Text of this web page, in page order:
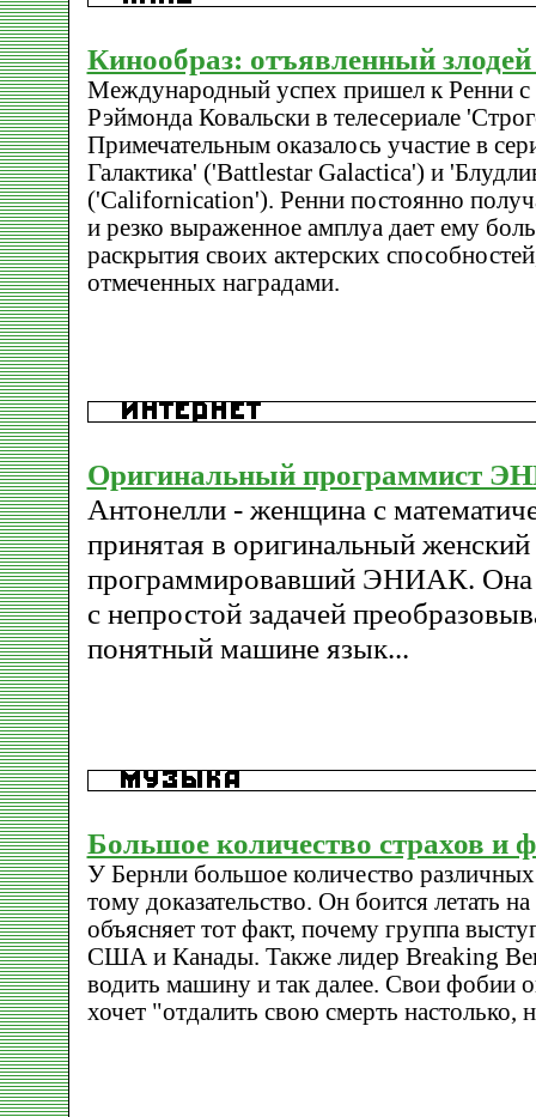
Кинообраз: отъявленный злодей
Международный успех пришел к Ренни с
Рэймонда Ковальски в телесериале
Примечательным оказалось участие в
Галактика' ('Battlestar Galactica') и
('Californication'). Ренни постоянно
и резко выраженное амплуа дает ему
раскрытия своих актерских
отмеченных наградами.
Оригинальный программист
Антонелли - женщина с
принятая в оригинальный женский
программировавший ЭНИАК. Она
с непростой задачей
понятный машине язык...
Большое количество страхов и
У Бернли большое количество
тому доказательство. Он боится летать
объясняет тот факт, почему группа
США и Канады. Также лидер Breaking
водить машину и так далее. Свои фобии
хочет "отдалить свою смерть настолько,